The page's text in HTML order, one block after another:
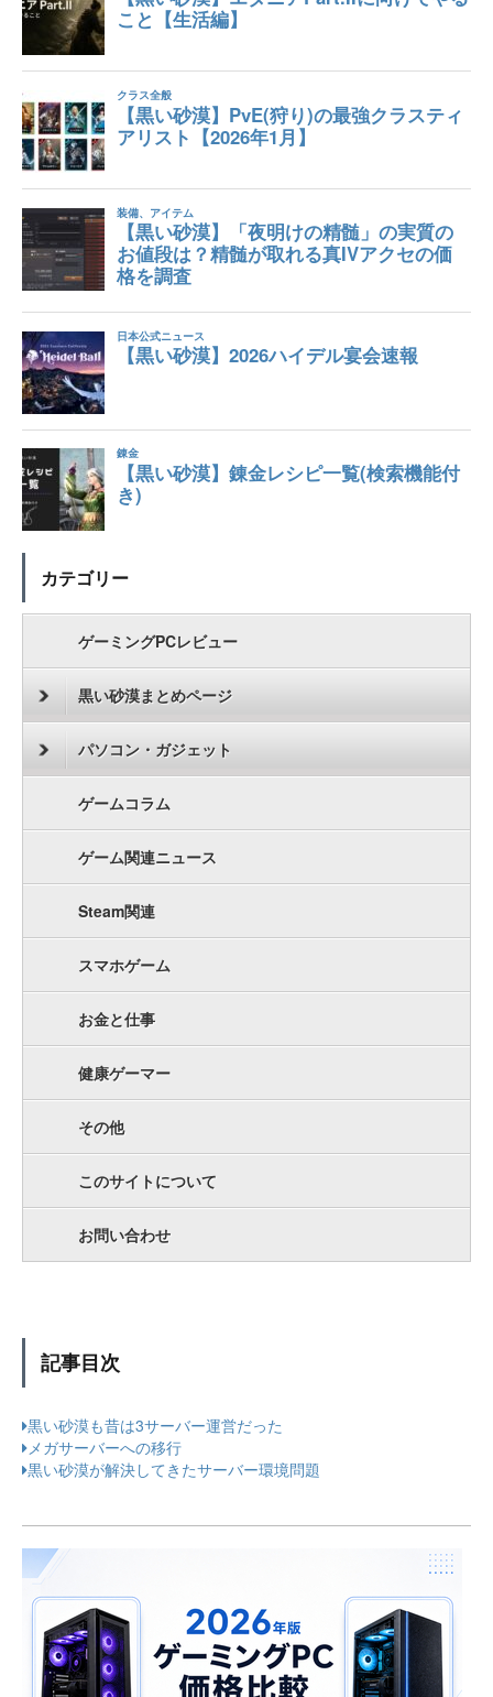
カテゴリー
ゲーミングPCレビュー
黒い砂漠まとめページ
パソコン・ガジェット
ゲームコラム
ゲーム関連ニュース
Steam関連
スマホゲーム
お金と仕事
健康ゲーマー
その他
このサイトについて
お問い合わせ
記事目次
黒い砂漠も昔は3サーバー運営だった
メガサーバーへの移行
黒い砂漠が解決してきたサーバー環境問題